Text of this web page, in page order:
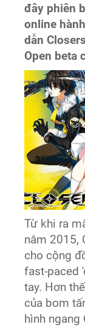
đây phiên
online
dẫn
Open beta
Từ khi ra
năm 2015,
cho cộng
fast-paced
tay. Hơn
của bom
hình